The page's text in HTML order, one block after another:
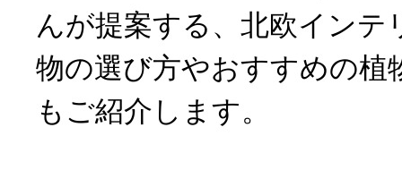
んが提案する、北欧インテ
物の選び方やおすすめの植
もご紹介します。